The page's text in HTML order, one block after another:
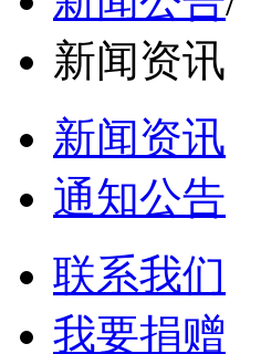
新闻资讯
新闻资讯
通知公告
联系我们
我要捐赠